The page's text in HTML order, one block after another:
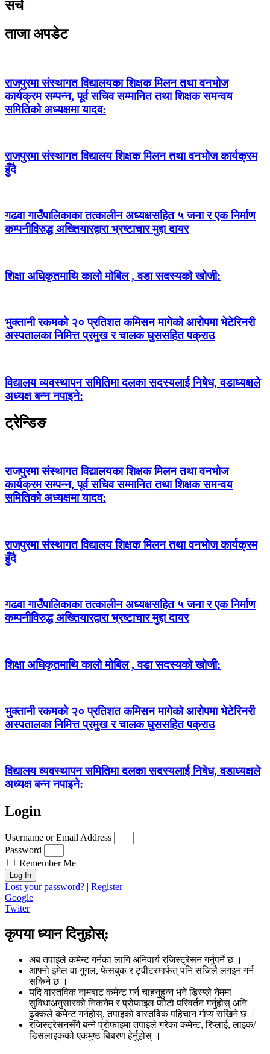
सर्च
ताजा अपडेट
राजपुरमा संस्थागत विद्यालयका शिक्षक मिलन तथा वनभोज
कार्यक्रम सम्पन्न, पूर्व सचिव सम्मानित तथा शिक्षक समन्वय
समितिको अध्यक्षमा यादव:
राजपुरमा संस्थागत विद्यालय शिक्षक मिलन तथा वनभोज कार्यक्रम
हुँदै
गढवा गाउँपालिकाका तत्कालीन अध्यक्षसहित ५ जना र एक निर्माण
कम्पनीविरुद्ध अख्तियारद्वारा भ्रष्टाचार मुद्दा दायर
शिक्षा अधिकृतमाथि कालो मोबिल , वडा सदस्यको खोजी:
भुक्तानी रकमको २० प्रतिशत कमिसन मागेको आरोपमा भेटेरिनरी
अस्पतालका निमित्त प्रमुख र चालक घुससहित पक्राउ
विद्यालय व्यवस्थापन समितिमा दलका सदस्यलाई निषेध, वडाध्यक्षले
अध्यक्ष बन्न नपाइने:
ट्रेन्डिङ
राजपुरमा संस्थागत विद्यालयका शिक्षक मिलन तथा वनभोज
कार्यक्रम सम्पन्न, पूर्व सचिव सम्मानित तथा शिक्षक समन्वय
समितिको अध्यक्षमा यादव:
राजपुरमा संस्थागत विद्यालय शिक्षक मिलन तथा वनभोज कार्यक्रम
हुँदै
गढवा गाउँपालिकाका तत्कालीन अध्यक्षसहित ५ जना र एक निर्माण
कम्पनीविरुद्ध अख्तियारद्वारा भ्रष्टाचार मुद्दा दायर
शिक्षा अधिकृतमाथि कालो मोबिल , वडा सदस्यको खोजी:
भुक्तानी रकमको २० प्रतिशत कमिसन मागेको आरोपमा भेटेरिनरी
अस्पतालका निमित्त प्रमुख र चालक घुससहित पक्राउ
विद्यालय व्यवस्थापन समितिमा दलका सदस्यलाई निषेध, वडाध्यक्षले
अध्यक्ष बन्न नपाइने:
Login
Username or Email Address
Password
Remember Me
Log In
Lost your password? | Register
Google
Twiter
कृपया ध्यान दिनुहोस्:
अब तपाइले कमेन्ट गर्नका लागि अनिवार्य रजिस्ट्रेसन गर्नुपर्ने छ ।
आफ्नो इमेल वा गुगल, फेसबुक र ट्वीटरमार्फत् पनि सजिलै लगइन गर्न
सकिने छ ।
यदि वास्तविक नामबाट कमेन्ट गर्न चाहनुहुन्न भने डिस्प्ले नेममा
सुविधाअनुसारको निकनेम र प्रोफाइल फोटो परिवर्तन गर्नुहोस् अनि
ढुक्कले कमेन्ट गर्नहोस्, तपाइको वास्तविक पहिचान गोप्य राखिने छ ।
रजिस्ट्रेसनसँगै बन्ने प्रोफाइमा तपाइले गरेका कमेन्ट, रिप्लाई, लाइक/
डिसलाइकको एकमुष्ठ बिबरण हेर्नुहोस् ।